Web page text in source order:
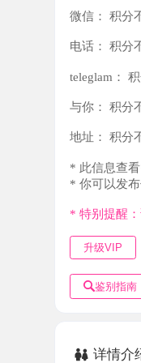
teleglam： 积
与你： 积分不
地址： 积分不
* 此信息查看
* 你可以发布
* 特别提醒：
升级VIP
鉴别指南
详情介绍
胸有些软，但